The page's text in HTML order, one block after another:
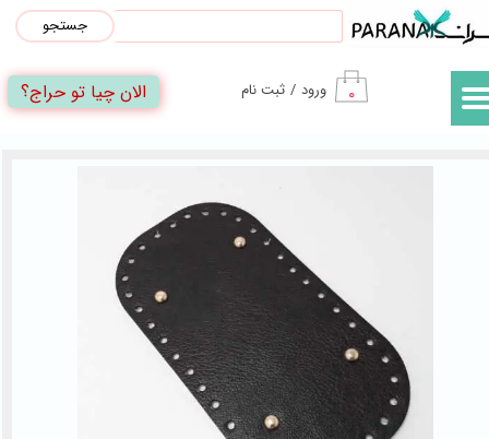
۰ ورود / ثبت نام
حساب کاربری من
تغییر گذر واژه
جستجو
الان چیا تو حراج؟